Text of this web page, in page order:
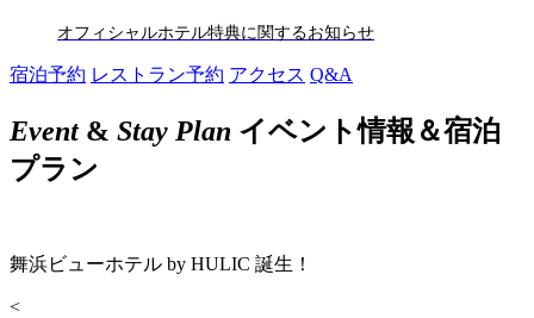
オフィシャルホテル特典に関するお知らせ
宿泊予約 レストラン予約 アクセス Q&A
Event& Stay Plan イベント情報＆宿泊
プラン
舞浜ビューホテル by HULIC 誕生！
<